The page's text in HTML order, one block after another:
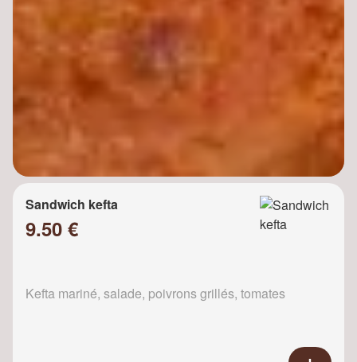
Sandwich kefta
9.50 €
Kefta mariné, salade, poivrons grillés, tomates